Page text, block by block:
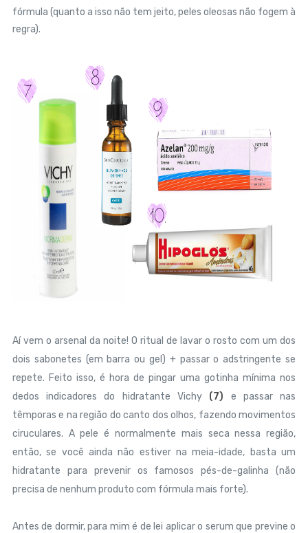
fórmula (quanto a isso não tem jeito, peles oleosas não fogem à
regra).
Aí vem o arsenal da noite! O ritual de lavar o rosto com um dos
dois sabonetes (em barra ou gel) + passar o adstringente se
repete. Feito isso, é hora de pingar uma gotinha mínima nos
dedos indicadores do hidratante Vichy (7) e passar nas
têmporas e na região do canto dos olhos, fazendo movimentos
ciruculares. A pele é normalmente mais seca nessa região,
então, se você ainda não estiver na meia-idade, basta um
hidratante para prevenir os famosos pés-de-galinha (não
precisa de nenhum produto com fórmula mais forte).
Antes de dormir, para mim é de lei aplicar o serum que previne o